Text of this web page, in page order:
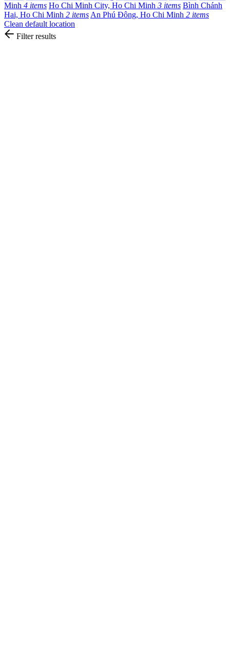
Minh 4 items Ho Chi Minh City, Ho Chi Minh 3 items Bình Chánh
Hai, Ho Chi Minh 2 items An Phú Đông, Ho Chi Minh 2 items
Clean default location
Filter results